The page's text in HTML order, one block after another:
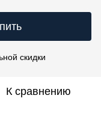
скидки
К сравнению